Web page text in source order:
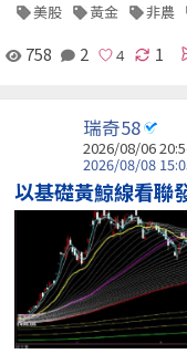
美股 黃金 非農
758 2 1
瑞奇58
2026/08/06
2026/08/08
以基礎黃鯨線看聯